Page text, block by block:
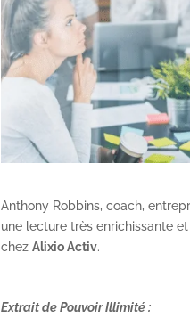
Anthony Robbins, coach,
une lecture très enrichissante
chezAlixio Activ.
Extrait de Pouvoir Illimité :